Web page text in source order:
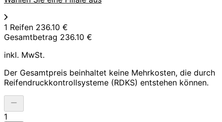
1 Reifen 236.10 €
Gesamtbetrag 236.10 €
inkl. MwSt.
Der Gesamtpreis beinhaltet keine Mehrkosten, die durch
Reifendruckkontrollsysteme (RDKS) entstehen können.
1